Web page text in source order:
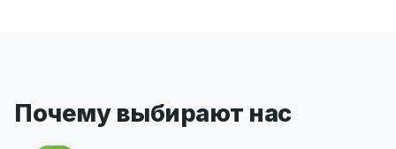
Почему выбирают нас